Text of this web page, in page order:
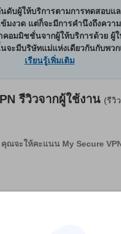
นดับผู้ให้บริการตามการทดสอบแ
ข้มงวด แต่ก็จะมีการคำนึงถึงควา
อมมิชชั่นจากผู้ให้บริการด้วย ผู้ใ
จะมีบริษัทแม่แห่งเดียวกันกับพวก
เรียนรู้เพิ่มเติม
รีวิวจากผู้ใช้งาน (รีวิ
คุณจะให้คะแนน My Secure